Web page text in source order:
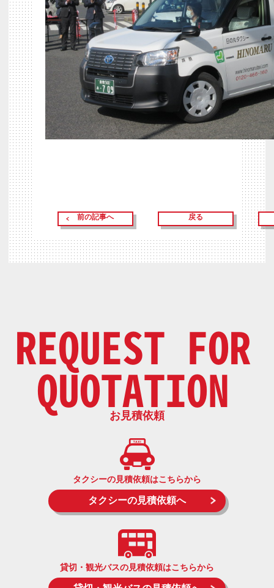
前の記事へ 戻る
REQUEST FOR
QUOTATION
お見積依頼
タクシーの見積依頼はこちらから
タクシーの見積依頼へ
貸切・観光バスの見積依頼はこちらから